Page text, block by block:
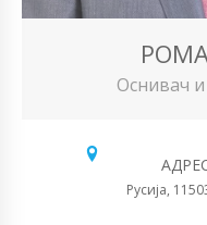
Оснивач
Русија,